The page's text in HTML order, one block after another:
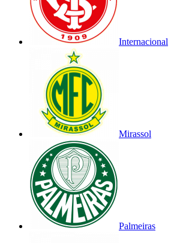
Internacional
Mirassol
Palmeiras